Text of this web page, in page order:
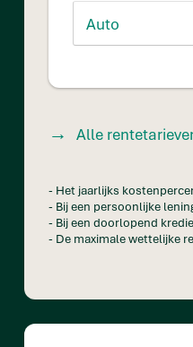
Alle
- Het jaarlijks
- Bij een persoonlijke
- Bij een doorlopend
- De maximale wettelijke